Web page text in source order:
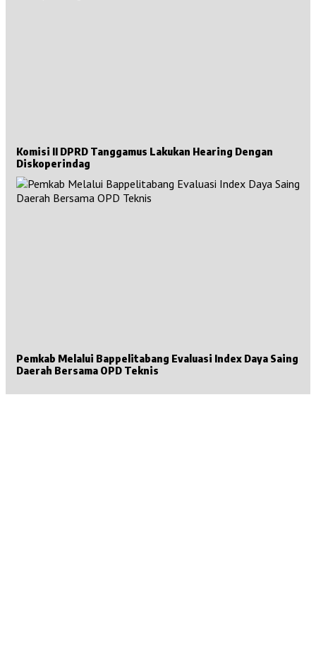
Komisi II DPRD Tanggamus Lakukan Hearing Dengan
Diskoperindag
Pemkab Melalui Bappelitabang Evaluasi Index Daya Saing
Daerah Bersama OPD Teknis